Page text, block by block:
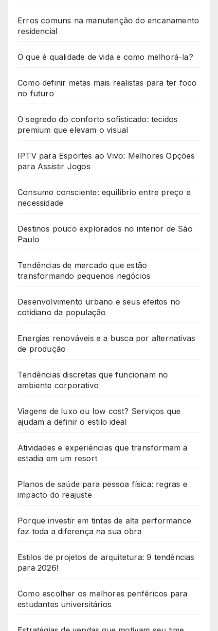
Erros comuns na manutenção do encanamento
residencial
O que é qualidade de vida e como melhorá-la?
Como definir metas mais realistas para ter foco
no futuro
O segredo do conforto sofisticado: tecidos
premium que elevam o visual
IPTV para Esportes ao Vivo: Melhores Opções
para Assistir Jogos
Consumo consciente: equilíbrio entre preço e
necessidade
Destinos pouco explorados no interior de São
Paulo
Tendências de mercado que estão
transformando pequenos negócios
Desenvolvimento urbano e seus efeitos no
cotidiano da população
Energias renováveis e a busca por alternativas
de produção
Tendências discretas que funcionam no
ambiente corporativo
Viagens de luxo ou low cost? Serviços que
ajudam a definir o estilo ideal
Atividades e experiências que transformam a
estadia em um resort
Planos de saúde para pessoa física: regras e
impacto do reajuste
Porque investir em tintas de alta performance
faz toda a diferença na sua obra
Estilos de projetos de arquitetura: 9 tendências
para 2026!
Como escolher os melhores periféricos para
estudantes universitários